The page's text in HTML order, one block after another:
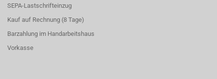
SEPA-Lastschrifteinzug
Kauf auf Rechnung (8 Tage)
Barzahlung im Handarbeitshaus
Vorkasse